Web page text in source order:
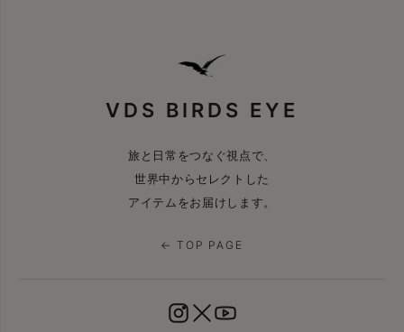
VDS BIRDS EYE
旅と日常をつなぐ視点で、
世界中からセレクトした
アイテムをお届けします。
← TOP PAGE